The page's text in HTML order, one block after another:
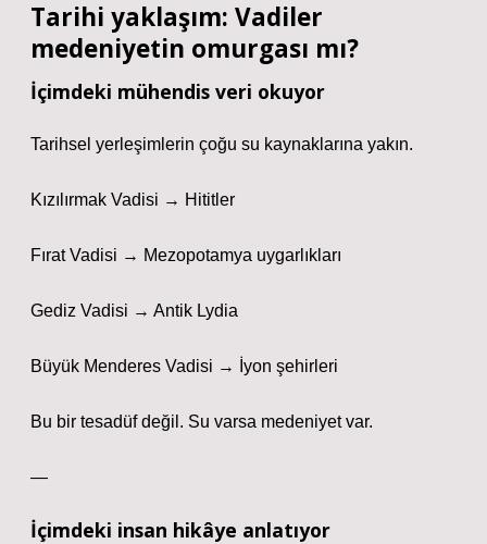
Tarihi yaklaşım: Vadiler
medeniyetin omurgası mı?
İçimdeki mühendis veri okuyor
Tarihsel yerleşimlerin çoğu su kaynaklarına yakın.
Kızılırmak Vadisi → Hititler
Fırat Vadisi → Mezopotamya uygarlıkları
Gediz Vadisi → Antik Lydia
Büyük Menderes Vadisi → İyon şehirleri
Bu bir tesadüf değil. Su varsa medeniyet var.
—
İçimdeki insan hikâye anlatıyor